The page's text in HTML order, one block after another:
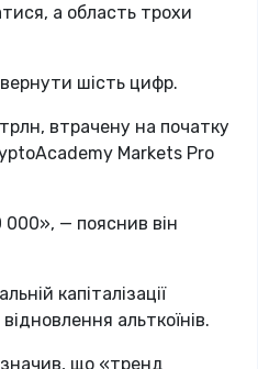
а область трохи
шість цифр.
втрачену на початку
Markets Pro
000», — пояснив він
капіталізації
альткоїнів.
що «тренд